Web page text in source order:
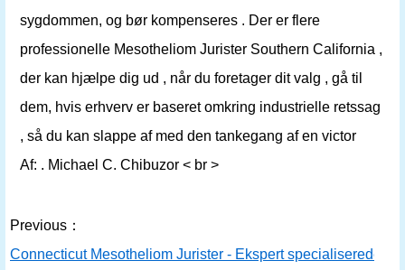
sygdommen, og bør kompenseres . Der er flere
professionelle Mesotheliom Jurister Southern California ,
der kan hjælpe dig ud , når du foretager dit valg , gå til
dem, hvis erhverv er baseret omkring industrielle retssag
, så du kan slappe af med den tankegang af en victor
Af: . Michael C. Chibuzor < br >
Previous：
Connecticut Mesotheliom Jurister - Ekspert specialiserede